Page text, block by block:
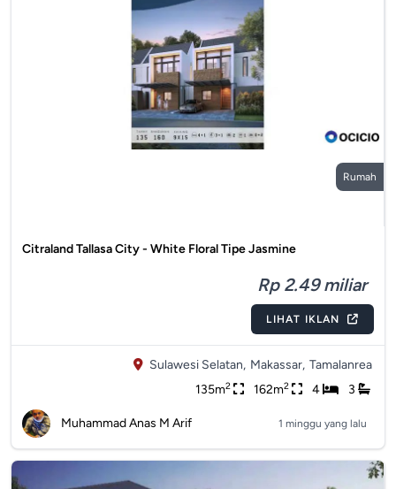
Rumah
Citraland Tallasa City - White Floral Tipe Jasmine
Rp 2.49 miliar
LIHAT IKLAN
Sulawesi Selatan, Makassar, Tamalanrea
135m2 162m2 4 3
Muhammad Anas M Arif 1 minggu yang lalu